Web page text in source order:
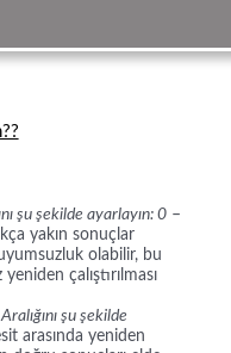
şu şekilde ayarlayın: 0–
yakın sonuçlar
olabilir, bu
çalıştırılması
şu şekilde
arasında yeniden